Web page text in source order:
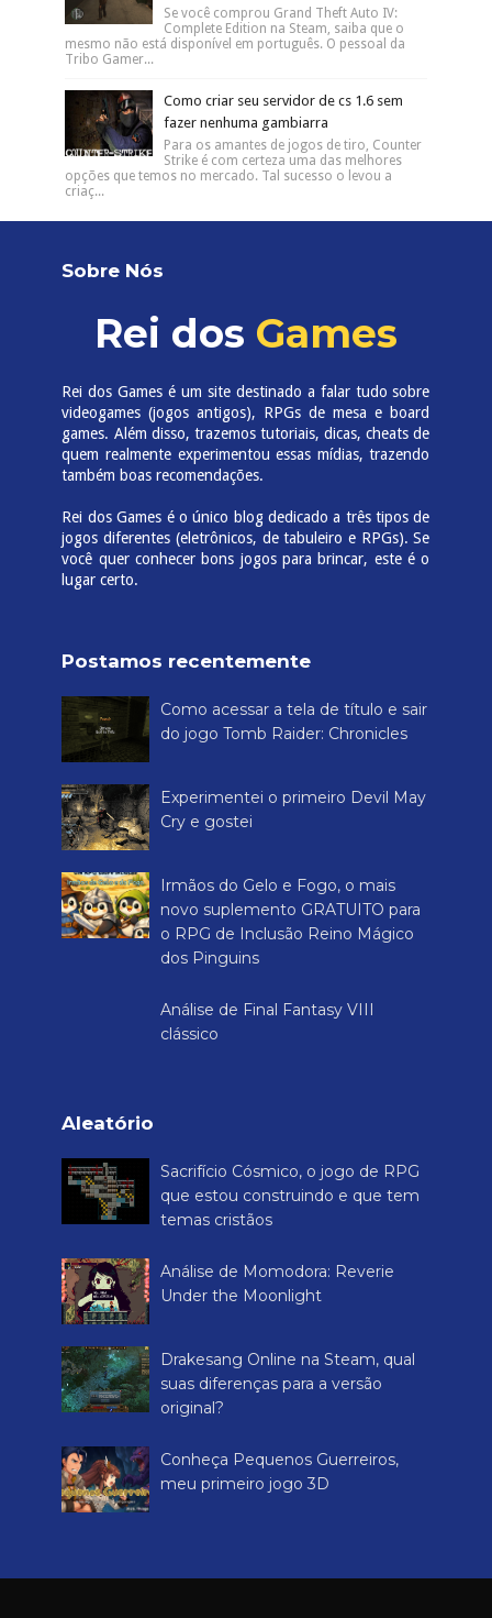
Se você comprou Grand Theft Auto IV:
Complete Edition na Steam, saiba que o
mesmo não está disponível em português. O pessoal da
Tribo Gamer...
Como criar seu servidor de cs 1.6 sem
fazer nenhuma gambiarra
Para os amantes de jogos de tiro, Counter
Strike é com certeza uma das melhores
opções que temos no mercado. Tal sucesso o levou a
criaç...
Sobre Nós
Rei dos Games
Rei dos Games é um site destinado a falar tudo sobre
videogames (jogos antigos), RPGs de mesa e board
games. Além disso, trazemos tutoriais, dicas, cheats de
quem realmente experimentou essas mídias, trazendo
também boas recomendações.
Rei dos Games é o único blog dedicado a três tipos de
jogos diferentes (eletrônicos, de tabuleiro e RPGs). Se
você quer conhecer bons jogos para brincar, este é o
lugar certo.
Postamos recentemente
Como acessar a tela de título e sair
do jogo Tomb Raider: Chronicles
Experimentei o primeiro Devil May
Cry e gostei
Irmãos do Gelo e Fogo, o mais
novo suplemento GRATUITO para
o RPG de Inclusão Reino Mágico
dos Pinguins
Análise de Final Fantasy VIII
clássico
Aleatório
Sacrifício Cósmico, o jogo de RPG
que estou construindo e que tem
temas cristãos
Análise de Momodora: Reverie
Under the Moonlight
Drakesang Online na Steam, qual
suas diferenças para a versão
original?
Conheça Pequenos Guerreiros,
meu primeiro jogo 3D